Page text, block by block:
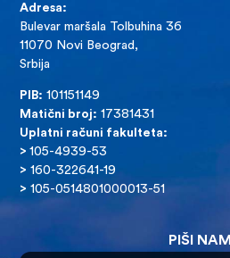
Adresa:
Bulevar maršala Tolbuhina 36
11070 Novi Beograd,
Srbija
PIB: 101151149
Matični broj: 17381431
Uplatni računi fakulteta:
>105-4939-53
> 160-322641-19
> 105-0514801000013-51
PIŠI NAM